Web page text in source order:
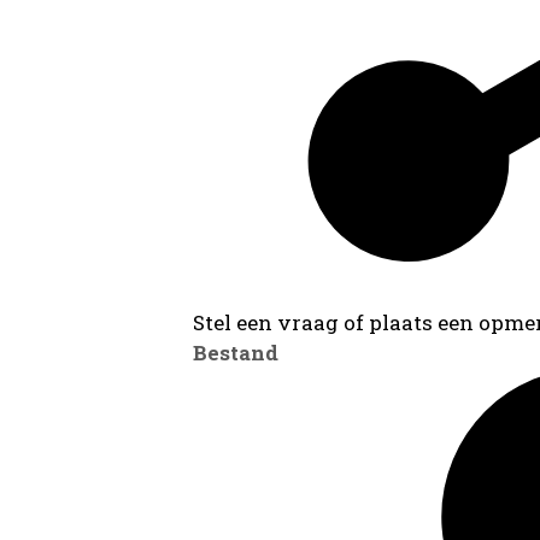
Stel een vraag of plaats een
Bestand